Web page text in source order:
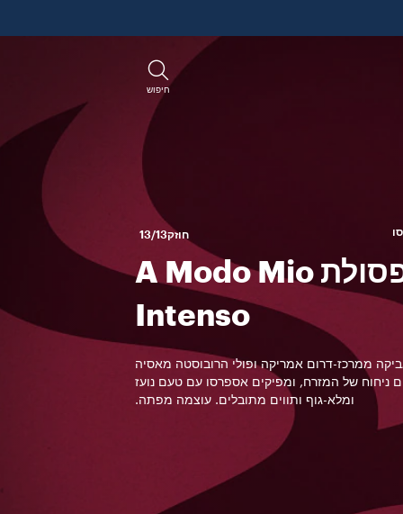
חיפוש
חוזק13/13
קפסולת A Modo Mio
Intenso
ממרכז-דרום אמריקה ופולי הרובוסטה מאסיה
ניחוח של המזרח, ומפיקים אספרסו עם טעם נועז
ומלא-גוף ותווים מתובלים. עוצמה מפתה.